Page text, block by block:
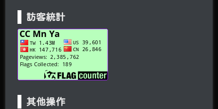
訪客統計
其他操作